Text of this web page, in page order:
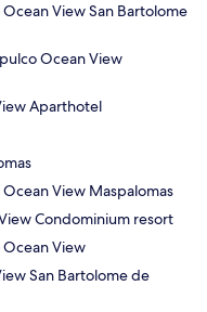
View San Bartolome
Ocean View
Aparthotel
View Maspalomas
Condominium resort
View
San Bartolome de